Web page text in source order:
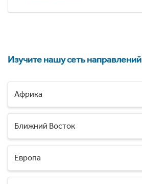
Изучите нашу сеть направлений
Африка
Ближний Восток
Европа